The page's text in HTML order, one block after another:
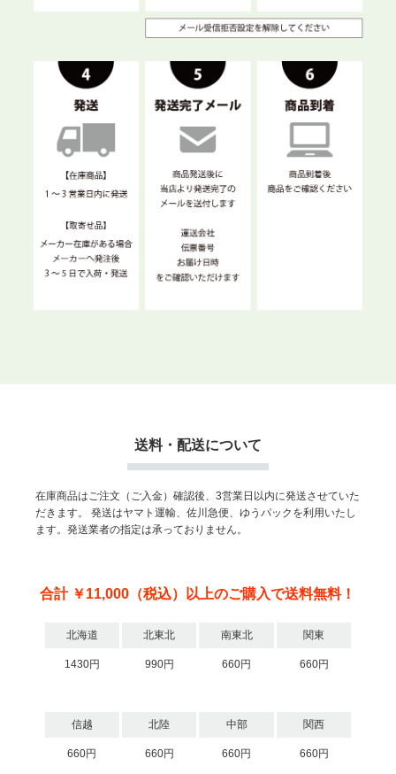
送料・配送について
在庫商品はご注文（ご入金）確認後、3営業日以内に発送させていた
だきます。
発送はヤマト運輸、佐川急便、ゆうパックを利用いたし
ます。発送業者の指定は承っておりません。
合計 ￥11,000（税込）以上のご購入で送料無料！
北海道 北東北 南東北 関東
1430円 990円 660円 660円
信越 北陸 中部 関西
660円 660円 660円 660円